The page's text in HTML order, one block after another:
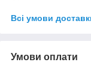
Всі умови
Умови оплати